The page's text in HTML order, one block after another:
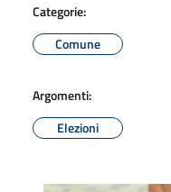
Categorie:
Comune
Argomenti:
Elezioni